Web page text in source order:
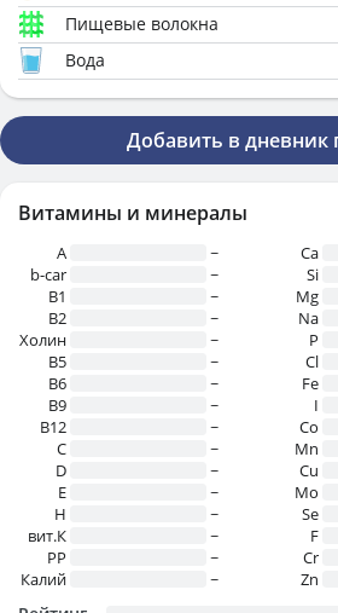
Пищевые волокна
Вода
Добавить в дневник
Витамины и минералы
A
~
b-car
~
В1
~
B2
~
Холин
~
B5
~
B6
~
B9
~
B12
~
C
~
D
~
E
~
H
~
вит.К
~
PP
~
Калий
~
Ca
Si
Mg
Na
P
Cl
Fe
I
Co
Mn
Cu
Mo
Se
F
Cr
Zn